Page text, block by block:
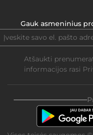
Gauk asmeninius
Atšaukti
informacijos rasi